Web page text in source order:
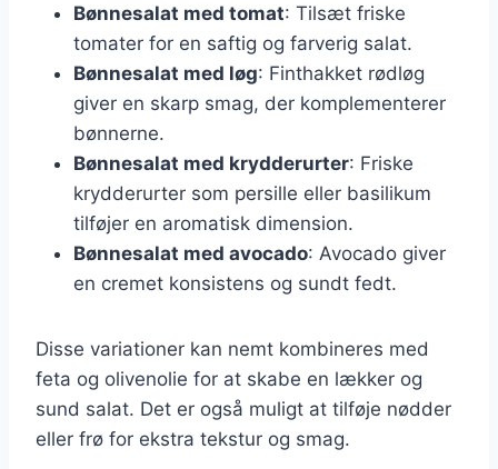
Bønnesalat med tomat: Tilsæt friske
tomater for en saftig og farverig salat.
Bønnesalat med løg: Finthakket rødløg
giver en skarp smag, der komplementerer
bønnerne.
Bønnesalat med krydderurter: Friske
krydderurter som persille eller basilikum
tilføjer en aromatisk dimension.
Bønnesalat med avocado: Avocado giver
en cremet konsistens og sundt fedt.
Disse variationer kan nemt kombineres med
feta og olivenolie for at skabe en lækker og
sund salat. Det er også muligt at tilføje nødder
eller frø for ekstra tekstur og smag.